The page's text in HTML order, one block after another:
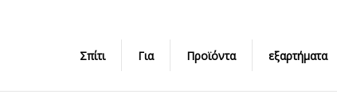
Σπίτι Για Προϊόντα εξαρτήματα